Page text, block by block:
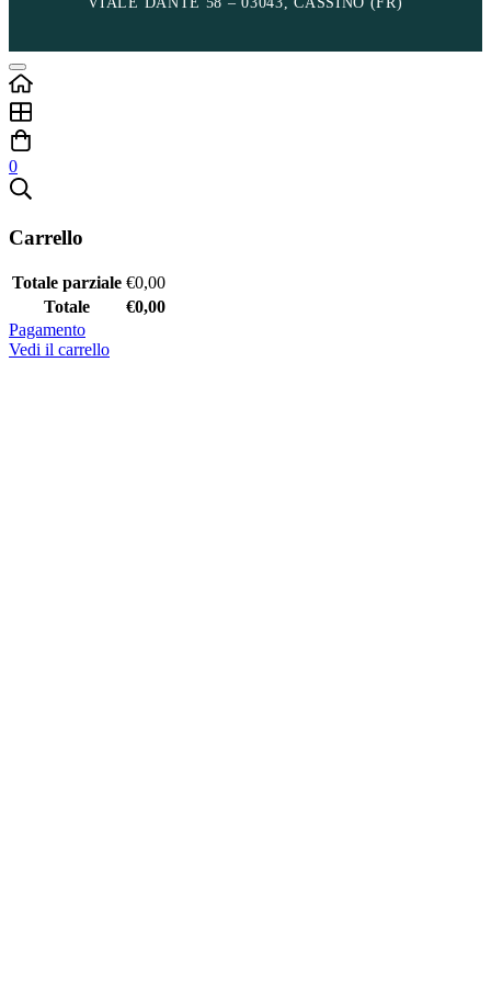
0
Carrello
Totale parziale €0,00
Totale
€0,00
Pagamento
Vedi il carrello